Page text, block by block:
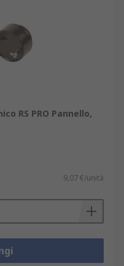
RS PRO Pannello,
9,07 €/unità